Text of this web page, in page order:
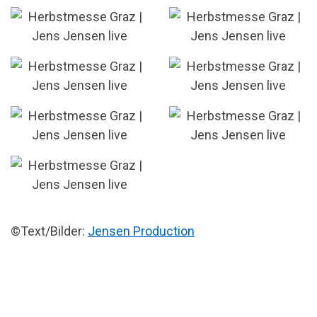
©Text/Bilder: Jensen Production